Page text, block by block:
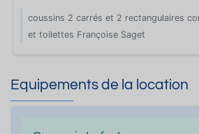
coussins 2 carrés et 2 rectangulaires
et toilettes Françoise Saget
Equipements de la location